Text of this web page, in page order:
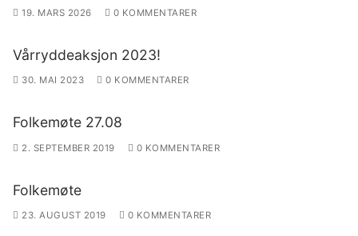
19. MARS 2026 0 KOMMENTARER
Vårryddeaksjon 2023!
30. MAI 2023 0 KOMMENTARER
Folkemøte 27.08
2. SEPTEMBER 2019 0 KOMMENTARER
Folkemøte
23. AUGUST 2019 0 KOMMENTARER